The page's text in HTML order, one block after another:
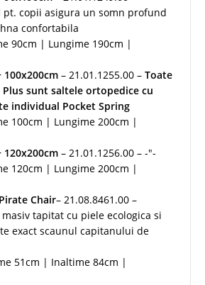
pt. copii asigura un somn profund
confortabila
90cm | Lungime 190cm |
100x200cm – 21.01.1255.00 – Toate
sunt saltele ortopedice cu
individual Pocket Spring
100cm | Lungime 200cm |
120x200cm – 21.01.1256.00 – -"-
120cm | Lungime 200cm |
Chair– 21.08.8461.00 –
tapitat cu piele ecologica si
exact scaunul capitanului de
51cm | Inaltime 84cm |